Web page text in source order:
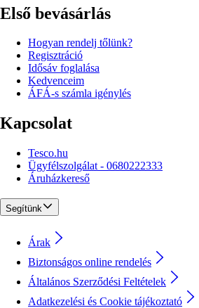
Első bevásárlás
Hogyan rendelj tőlünk?
Regisztráció
Idősáv foglalása
Kedvenceim
ÁFÁ-s számla igénylés
Kapcsolat
Tesco.hu
Ügyfélszolgálat - 0680222333
Áruházkereső
Segítünk
Árak
Biztonságos online rendelés
Általános Szerződési Feltételek
Adatkezelési és Cookie tájékoztató